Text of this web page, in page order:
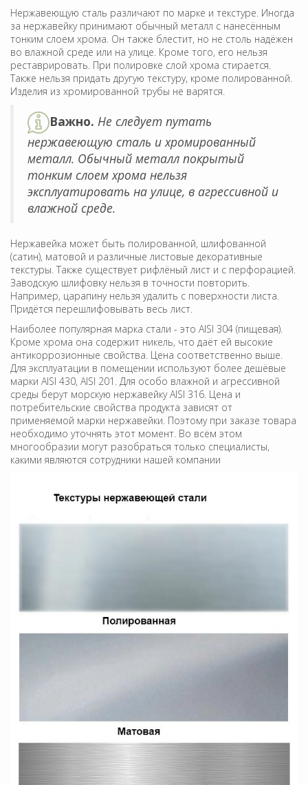
Нержавеющую сталь различают по марке и текстуре. Иногда
за нержавейку принимают обычный металл с нанесённым
тонким слоем хрома. Он также блестит, но не столь надёжен
во влажной среде или на улице. Кроме того, его нельзя
реставрировать. При полировке слой хрома стирается.
Также нельзя придать другую текстуру, кроме полированной.
Изделия из хромированной трубы не варятся.
Важно. Не следует путать
нержавеющую сталь и хромированный
металл. Обычный металл покрытый
тонким слоем хрома нельзя
эксплуатировать на улице, в агрессивной и
влажной среде.
Нержавейка может быть полированной, шлифованной
(сатин), матовой и различные листовые декоративные
текстуры. Также существует рифлёный лист и с перфорацией.
Заводскую шлифовку нельзя в точности повторить.
Например, царапину нельзя удалить с поверхности листа.
Придётся перешлифовывать весь лист.
Наиболее популярная марка стали - это AISI 304 (пищевая).
Кроме хрома она содержит никель, что даёт ей высокие
антикоррозионные свойства. Цена соответственно выше.
Для эксплуатации в помещении используют более дешёвые
марки AISI 430, AISI 201. Для особо влажной и агрессивной
среды берут морскую нержавейку AISI 316. Цена и
потребительские свойства продукта зависят от
применяемой марки нержавейки. Поэтому при заказе товара
необходимо уточнять этот момент. Во всём этом
многообразии могут разобраться только специалисты,
какими являются сотрудники нашей компании